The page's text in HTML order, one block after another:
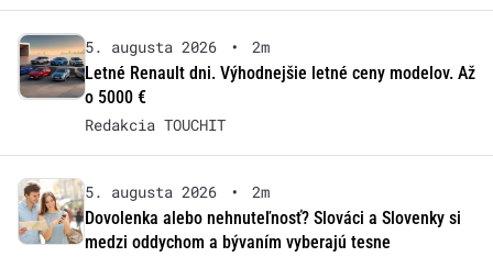
5. augusta 2026 •
2m
Letné Renault dni. Výhodnejšie letné ceny modelov. Až
o 5000 €
Redakcia TOUCHIT
5. augusta 2026 •
2m
Dovolenka alebo nehnuteľnosť? Slováci a Slovenky si
medzi oddychom a bývaním vyberajú tesne